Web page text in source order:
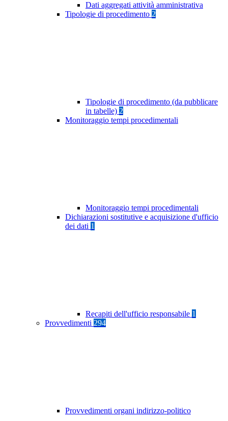
Dati aggregati attività amministrativa
Tipologie di procedimento 2
Tipologie di procedimento (da pubblicare
in tabelle) 2
Monitoraggio tempi procedimentali
Monitoraggio tempi procedimentali
Dichiarazioni sostitutive e acquisizione d'ufficio
dei dati 1
Recapiti dell'ufficio responsabile 1
Provvedimenti 294
Provvedimenti organi indirizzo-politico